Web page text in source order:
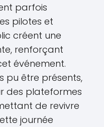
parfois
pilotes et
créent une
renforçant
événement.
pu être présents,
des plateformes
de revivre
journée